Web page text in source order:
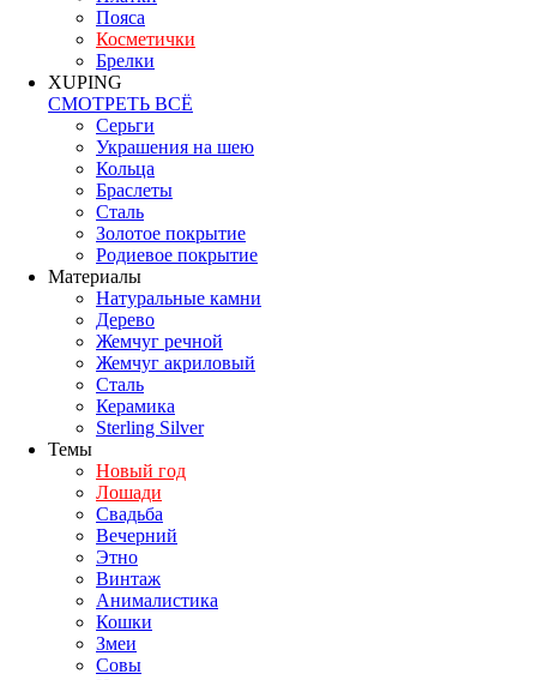
Пояса
Косметички
Брелки
XUPING
СМОТРЕТЬ ВСЁ
Серьги
Украшения на шею
Кольца
Браслеты
Сталь
Золотое покрытие
Родиевое покрытие
Материалы
Натуральные камни
Дерево
Жемчуг речной
Жемчуг акриловый
Сталь
Керамика
Sterling Silver
Темы
Новый год
Лошади
Свадьба
Вечерний
Этно
Винтаж
Анималистика
Кошки
Змеи
Совы